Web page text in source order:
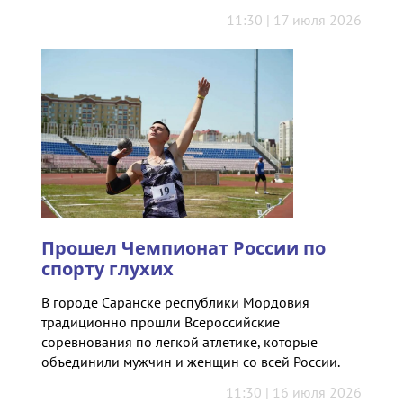
11:30 | 17 июля 2026
Прошел Чемпионат России по
спорту глухих
В городе Саранске республики Мордовия
традиционно прошли Всероссийские
соревнования по легкой атлетике, которые
объединили мужчин и женщин со всей России.
11:30 | 16 июля 2026